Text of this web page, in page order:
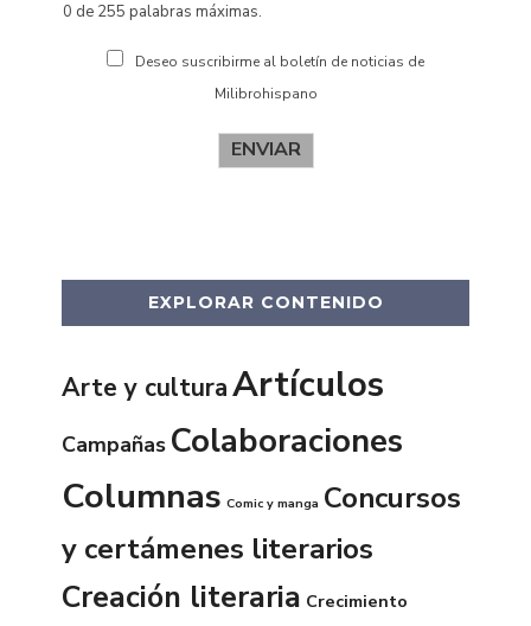
0 de 255 palabras máximas.
Deseo suscribirme al boletín de noticias de
Milibrohispano
ENVIAR
EXPLORAR CONTENIDO
Arte y culturaArtículos
Campañas Colaboraciones
Columnas Comic y manga Concursos
y certámenes literarios
Creación literaria Crecimiento